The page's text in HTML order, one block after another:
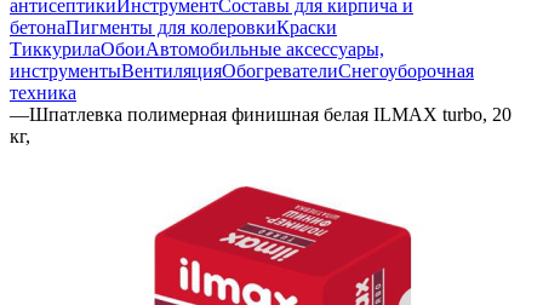
антисептикиИнструментСоставы для кирпича и
бетонаПигменты для колеровкиКраски
ТиккурилаОбоиАвтомобильные аксессуары,
инструментыВентиляцияОбогревателиСнегоуборочная
техника
—Шпатлевка полимерная финишная белая ILMAX turbo, 20
кг,